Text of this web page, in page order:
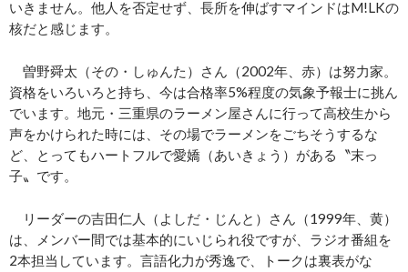
いきません。他人を否定せず、長所を伸ばすマインドはM!LKの
核だと感じます。
曽野舜太（その・しゅんた）さん（2002年、赤）は努力家。
資格をいろいろと持ち、今は合格率5%程度の気象予報士に挑ん
でいます。地元・三重県のラーメン屋さんに行って高校生から
声をかけられた時には、その場でラーメンをごちそうするな
ど、とってもハートフルで愛嬌（あいきょう）がある〝末っ
子〟です。
リーダーの吉田仁人（よしだ・じんと）さん（1999年、黄）
は、メンバー間では基本的にいじられ役ですが、ラジオ番組を
2本担当しています。言語化力が秀逸で、トークは裏表がな